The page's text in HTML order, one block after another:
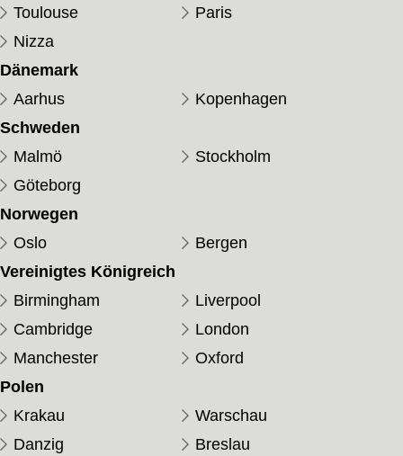
Toulouse
Paris
Nizza
Dänemark
Aarhus
Kopenhagen
Schweden
Malmö
Stockholm
Göteborg
Norwegen
Oslo
Bergen
Vereinigtes Königreich
Birmingham
Liverpool
Cambridge
London
Manchester
Oxford
Polen
Krakau
Warschau
Danzig
Breslau